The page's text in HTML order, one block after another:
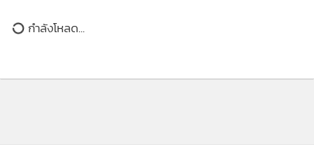
กำลังโหลด...